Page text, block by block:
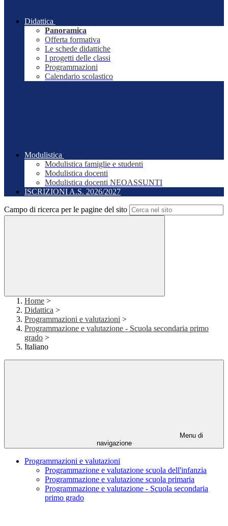
Didattica
Panoramica
Offerta formativa
Le schede didattiche
I progetti delle classi
Programmazioni
Calendario scolastico
Modulistica
Modulistica famiglie e studenti
Modulistica docenti
Modulistica docenti NEOASSUNTI
ISCRIZIONI A.S. 2026/2027
Campo di ricerca per le pagine del sito
Home >
Didattica >
Programmazioni e valutazioni >
Programmazione e valutazione - Scuola secondaria primo
grado >
Italiano
Menu di
navigazione
Programmazioni e valutazioni
Programmazione e valutazione scuola dell'infanzia
Programmazione e valutazione scuola primaria
Programmazione e valutazione - Scuola secondaria
primo grado